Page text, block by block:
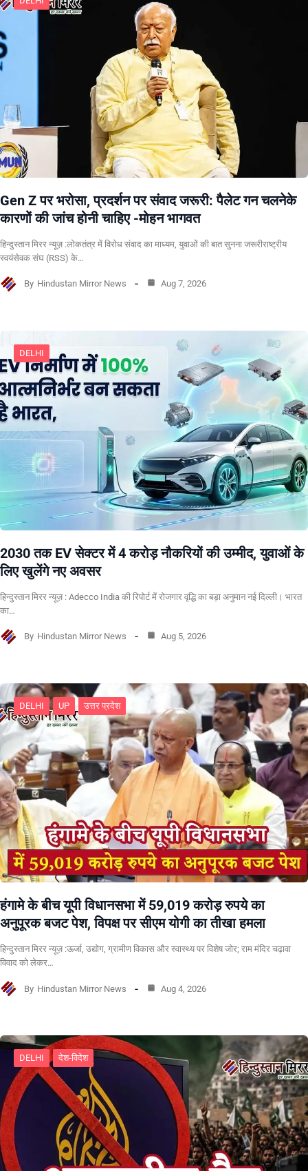
Gen Z पर भरोसा, प्रदर्शन पर संवाद जरूरी: पैलेट गन चलनेके
कारणों की जांच होनी चाहिए -मोहन भागवत
हिन्दुस्तान मिरर न्यूज़ :लोकतंत्र में विरोध संवाद का माध्यम, युवाओं की बात सुनना जरूरीराष्ट्रीय
स्वयंसेवक संघ (RSS) के…
By Hindustan Mirror News Aug 7, 2026
DELHI
2030 तक EV सेक्टर में 4 करोड़ नौकरियों की उम्मीद, युवाओं के
लिए खुलेंगे नए अवसर
हिन्दुस्तान मिरर न्यूज़ : Adecco India की रिपोर्ट में रोजगार वृद्धि का बड़ा अनुमान नई दिल्ली। भारत
का…
By Hindustan Mirror News Aug 5, 2026
DELHI UP उत्तर प्रदेश
हंगामे के बीच यूपी विधानसभा में 59,019 करोड़ रुपये का
अनुपूरक बजट पेश, विपक्ष पर सीएम योगी का तीखा हमला
हिन्दुस्तान मिरर न्यूज़ :ऊर्जा, उद्योग, ग्रामीण विकास और स्वास्थ्य पर विशेष जोर; राम मंदिर चढ़ावा
विवाद को लेकर…
By Hindustan Mirror News Aug 4, 2026
DELHI देश-विदेश